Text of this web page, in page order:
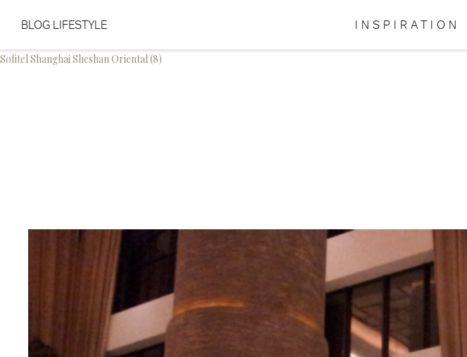
Aller au contenu
Aller au menu
INSPIRATION
BLOG LIFESTYLE
Sofitel Shanghai Sheshan Oriental (8)